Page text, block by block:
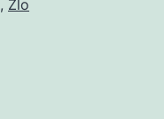
, Zlo